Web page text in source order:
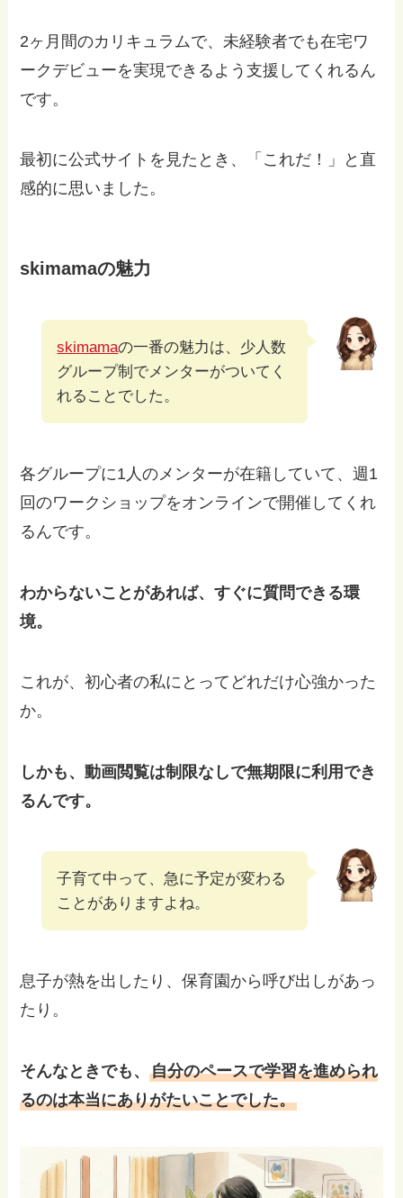
2ヶ月間のカリキュラムで、未経験者でも在宅ワ
ークデビューを実現できるよう支援してくれるん
です。
最初に公式サイトを見たとき、「これだ！」と直
感的に思いました。
skimamaの魅力
skimamaの一番の魅力は、少人数
グループ制でメンターがついてく
れることでした。
各グループに1人のメンターが在籍していて、週1
回のワークショップをオンラインで開催してくれ
るんです。
わからないことがあれば、すぐに質問できる環
境。
これが、初心者の私にとってどれだけ心強かった
か。
しかも、動画閲覧は制限なしで無期限に利用でき
るんです。
子育て中って、急に予定が変わる
ことがありますよね。
息子が熱を出したり、保育園から呼び出しがあっ
たり。
そんなときでも、自分のペースで学習を進められ
るのは本当にありがたいことでした。